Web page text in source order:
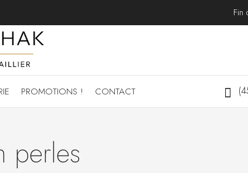
Fin
PROMOTIONS ! CONTACT
perles